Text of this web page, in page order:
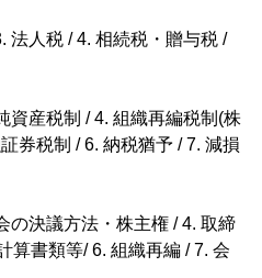
法人税 / 4. 相続税・贈与税 /
資産税制 / 4. 組織再編税制(株
券税制 / 6. 納税猶予 / 7. 減損
の決議方法・株主権 / 4. 取締
算書類等/ 6. 組織再編 / 7. 会